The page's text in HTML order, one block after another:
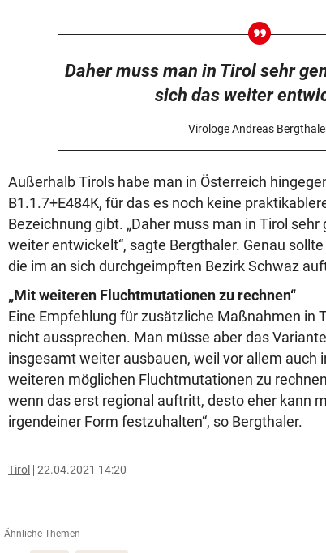
Daher muss man in Tirol sehr
sich das weiter
Virologe Andreas
Außerhalb Tirols habe man in Österreich
B1.1.7+E484K, für das es noch keine
Bezeichnung gibt. „Daher muss man in Tirol
weiter entwickelt“, sagte Bergthaler. Genau
die im an sich durchgeimpften Bezirk Schwaz
„Mit weiteren Fluchtmutationen zu rechnen“
Eine Empfehlung für zusätzliche Maßnahmen in
nicht aussprechen. Man müsse aber das
insgesamt weiter ausbauen, weil vor allem auch
weiteren möglichen Fluchtmutationen zu
wenn das erst regional auftritt, desto eher kann
irgendeiner Form festzuhalten“, so Bergthaler.
Tirol 22.04.2021 14:20
Ähnliche Themen